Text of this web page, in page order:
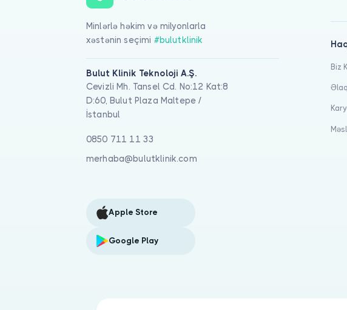
Minlərlə həkim və milyonlarla
xəstənin seçimi #bulutklinik
Bulut Klinik Teknoloji A.Ş.
Cevizli Mh. Tansel Cd. No:12 Kat:8
D:60, Bulut Plaza Maltepe /
İstanbul
0850 711 11 33
merhaba@bulutklinik.com
Apple Store
Google Play
Biz